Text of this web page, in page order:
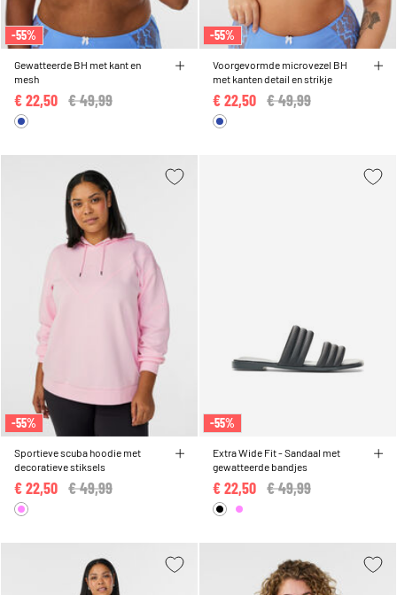
-55%
Gewatteerde BH met kant en
mesh
Price reduced from
€ 49,99
€ 22,50
-55%
Voorgevormde microvezel BH
met kanten detail en strikje
Price reduced from
€ 49,99
€ 22,50
-55%
Sportieve scuba hoodie met
decoratieve stiksels
Price reduced from
€ 49,99
€ 22,50
-55%
Extra Wide Fit - Sandaal met
gewatteerde bandjes
Price reduced from
€ 49,99
€ 22,50